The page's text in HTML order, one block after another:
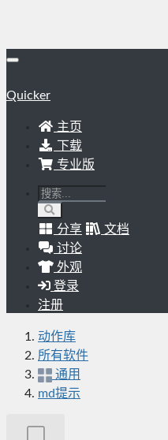
Quicker
主页
下载
专业版
分享
文档
讨论
外观
登录
注册
动作库
所有软件
通用
md提示